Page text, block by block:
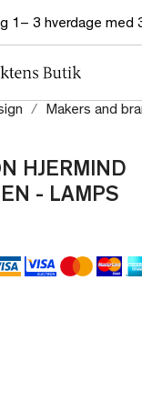
1– 3 hverdage med
Makers and
HJERMIND
- LAMPS